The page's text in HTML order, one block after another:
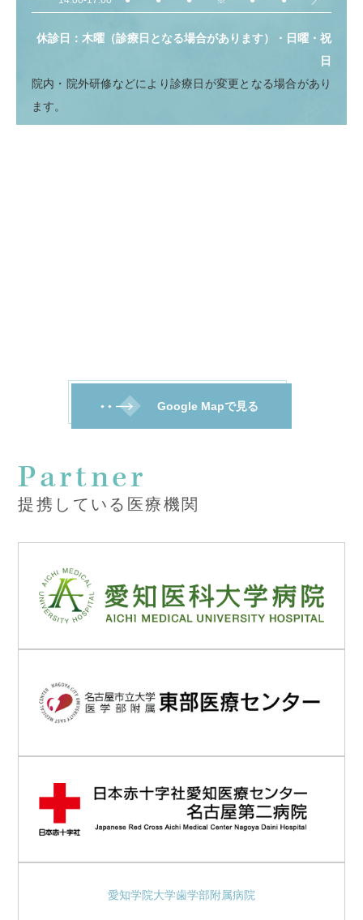
休診日：木曜（診療日となる場合があります）・日曜・祝
日
院内・院外研修などにより診療日が変更となる場合があり
ます。
Google Mapで見る
Partner
提携している医療機関
愛知学院大学歯学部附属病院